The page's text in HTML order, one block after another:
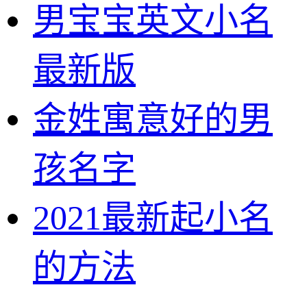
男宝宝英文小名
最新版
金姓寓意好的男
孩名字
2021最新起小名
的方法